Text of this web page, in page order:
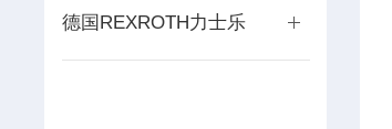
德国REXROTH力士乐